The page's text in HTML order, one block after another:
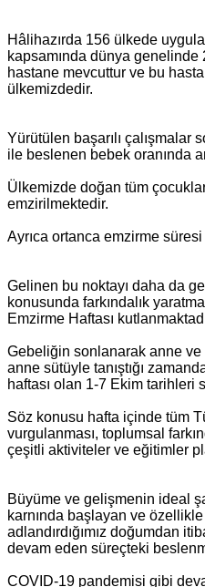
Hâlihazırda 156 ülkede
kapsamında dünya
hastane mevcuttur ve bu
ülkemizdedir.
Yürütülen başarılı çalışmalar
ile beslenen bebek oranında
Ülkemizde doğan tüm
emzirilmektedir.
Ayrıca ortanca emzirme
Gelinen bu noktayı daha da
konusunda farkındalık
Emzirme Haftası
Gebeliğin sonlanarak anne
anne sütüyle tanıştığı
haftası olan 1-7 Ekim tarihleri
Söz konusu hafta içinde tüm
vurgulanması, toplumsal
çeşitli aktiviteler ve eğitimler
Büyüme ve gelişmenin ideal
karnında başlayan ve
adlandırdığımız doğumdan
devam eden süreçteki
COVID-19 pandemisi gibi